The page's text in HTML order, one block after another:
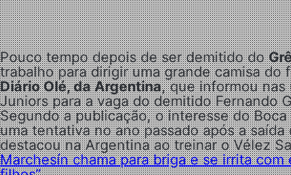
Pouco tempo depois de ser demitido do
trabalho para dirigir uma grande camisa
Diário Olé, da Argentina, que informou nas
Juniors para a vaga do demitido Fernando
Segundo a publicação, o interesse do
uma tentativa no ano passado após a
destacou na Argentina ao treinar o Vélez
Marchesín chama para briga e se irrita